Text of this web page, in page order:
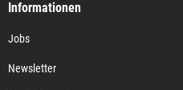
Informationen
Jobs
Newsletter